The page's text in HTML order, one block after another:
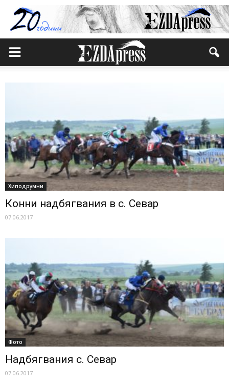
Хиподрумни
Конни надбягвания в с. Севар
07.06.2017
Фото
Надбягвания с. Севар
07.06.2017